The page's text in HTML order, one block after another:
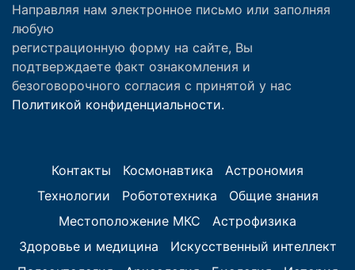
Направляя нам электронное письмо или заполняя
любую
регистрационную форму на сайте, Вы
подтверждаете факт ознакомления и
безоговорочного согласия с принятой у нас
Политикой конфиденциальности.
Контакты Космонавтика
Астрономия
Технологии
Робототехника
Общие знания
Местоположение МКС
Астрофизика
Здоровье и медицина
Искусственный интеллект